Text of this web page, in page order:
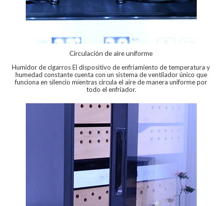
Circulación de aire uniforme
Humidor de cigarros El dispositivo de enfriamiento de temperatura y
humedad constante cuenta con un sistema de ventilador único que
funciona en silencio mientras circula el aire de manera uniforme por
todo el enfriador.